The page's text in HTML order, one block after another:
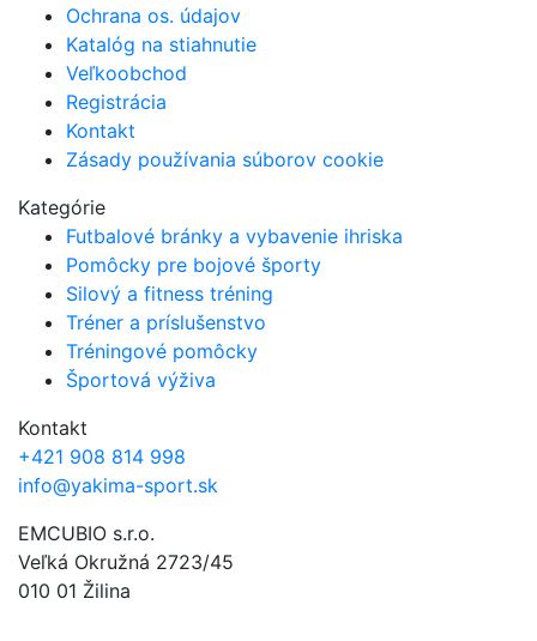
Ochrana os. údajov
Katalóg na stiahnutie
Veľkoobchod
Registrácia
Kontakt
Zásady používania súborov cookie
Kategórie
Futbalové bránky a vybavenie ihriska
Pomôcky pre bojové športy
Silový a fitness tréning
Tréner a príslušenstvo
Tréningové pomôcky
Športová výživa
Kontakt
+421 908 814 998
info@yakima-sport.sk
EMCUBIO s.r.o.
Veľká Okružná 2723/45
010 01 Žilina